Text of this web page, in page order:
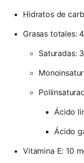
Hidratos de
Grasas totales:
Saturadas:
Ácido
Ácido
Vitamina E: 10